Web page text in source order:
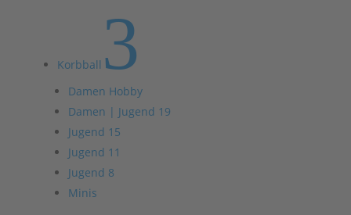
Korbball 3
Damen Hobby
Damen | Jugend 19
Jugend 15
Jugend 11
Jugend 8
Minis